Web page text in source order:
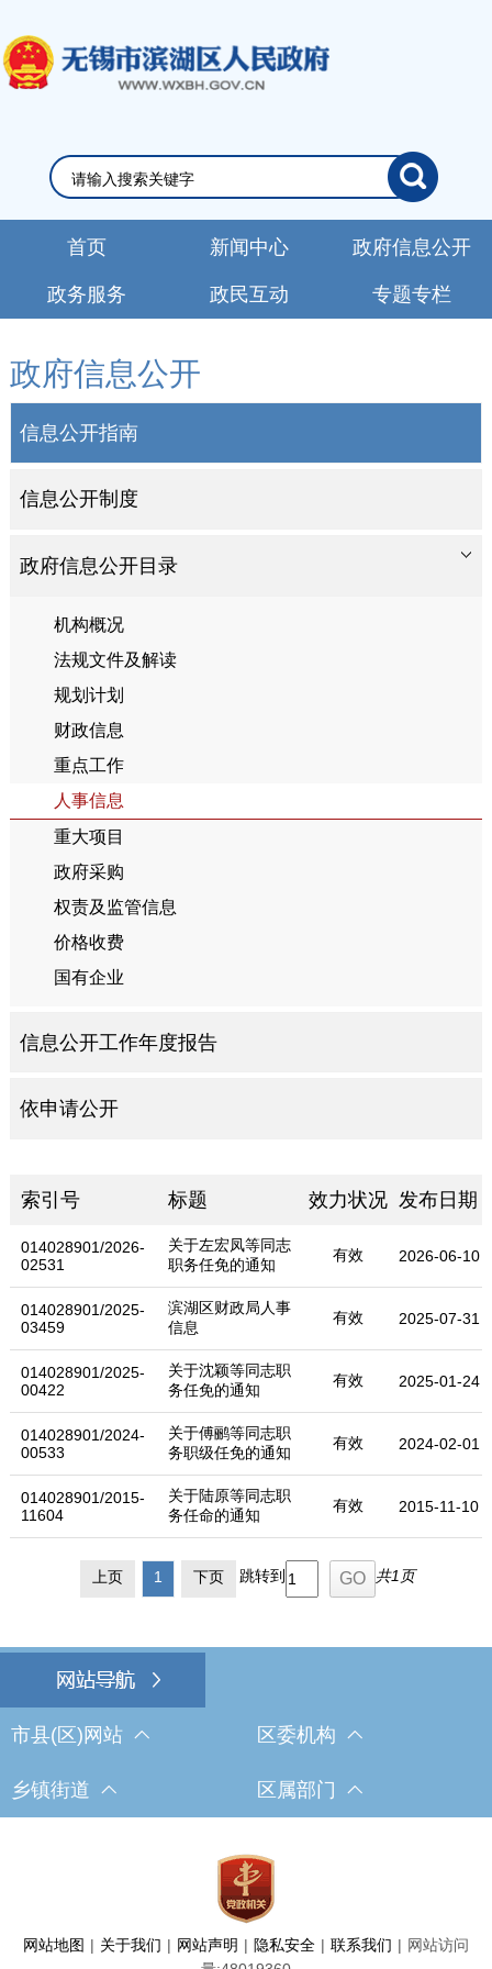
首页 新闻中心 政府信息公开
政务服务 政民互动 专题专栏
政府信息公开
信息公开指南
信息公开制度
政府信息公开目录
机构概况
法规文件及解读
规划计划
财政信息
重点工作
人事信息
重大项目
政府采购
权责及监管信息
价格收费
国有企业
信息公开工作年度报告
依申请公开
索引号 标题 效力状况 发布日期
014028901/2026-
02531
关于左宏凤等同志
职务任免的通知
有效 2026-06-10
014028901/2025-
03459
滨湖区财政局人事
信息
有效 2025-07-31
014028901/2025-
00422
关于沈颖等同志职
务任免的通知
有效 2025-01-24
014028901/2024-
00533
关于傅鹂等同志职
务职级任免的通知
有效 2024-02-01
014028901/2015-
11604
关于陆原等同志职
务任命的通知
有效 2015-11-10
上页 1 下页 跳转到 共1页
市县(区)网站 区委机构
乡镇街道 区属部门
网站地图 | 关于我们 | 网站声明 | 隐私安全 | 联系我们 | 网站访问